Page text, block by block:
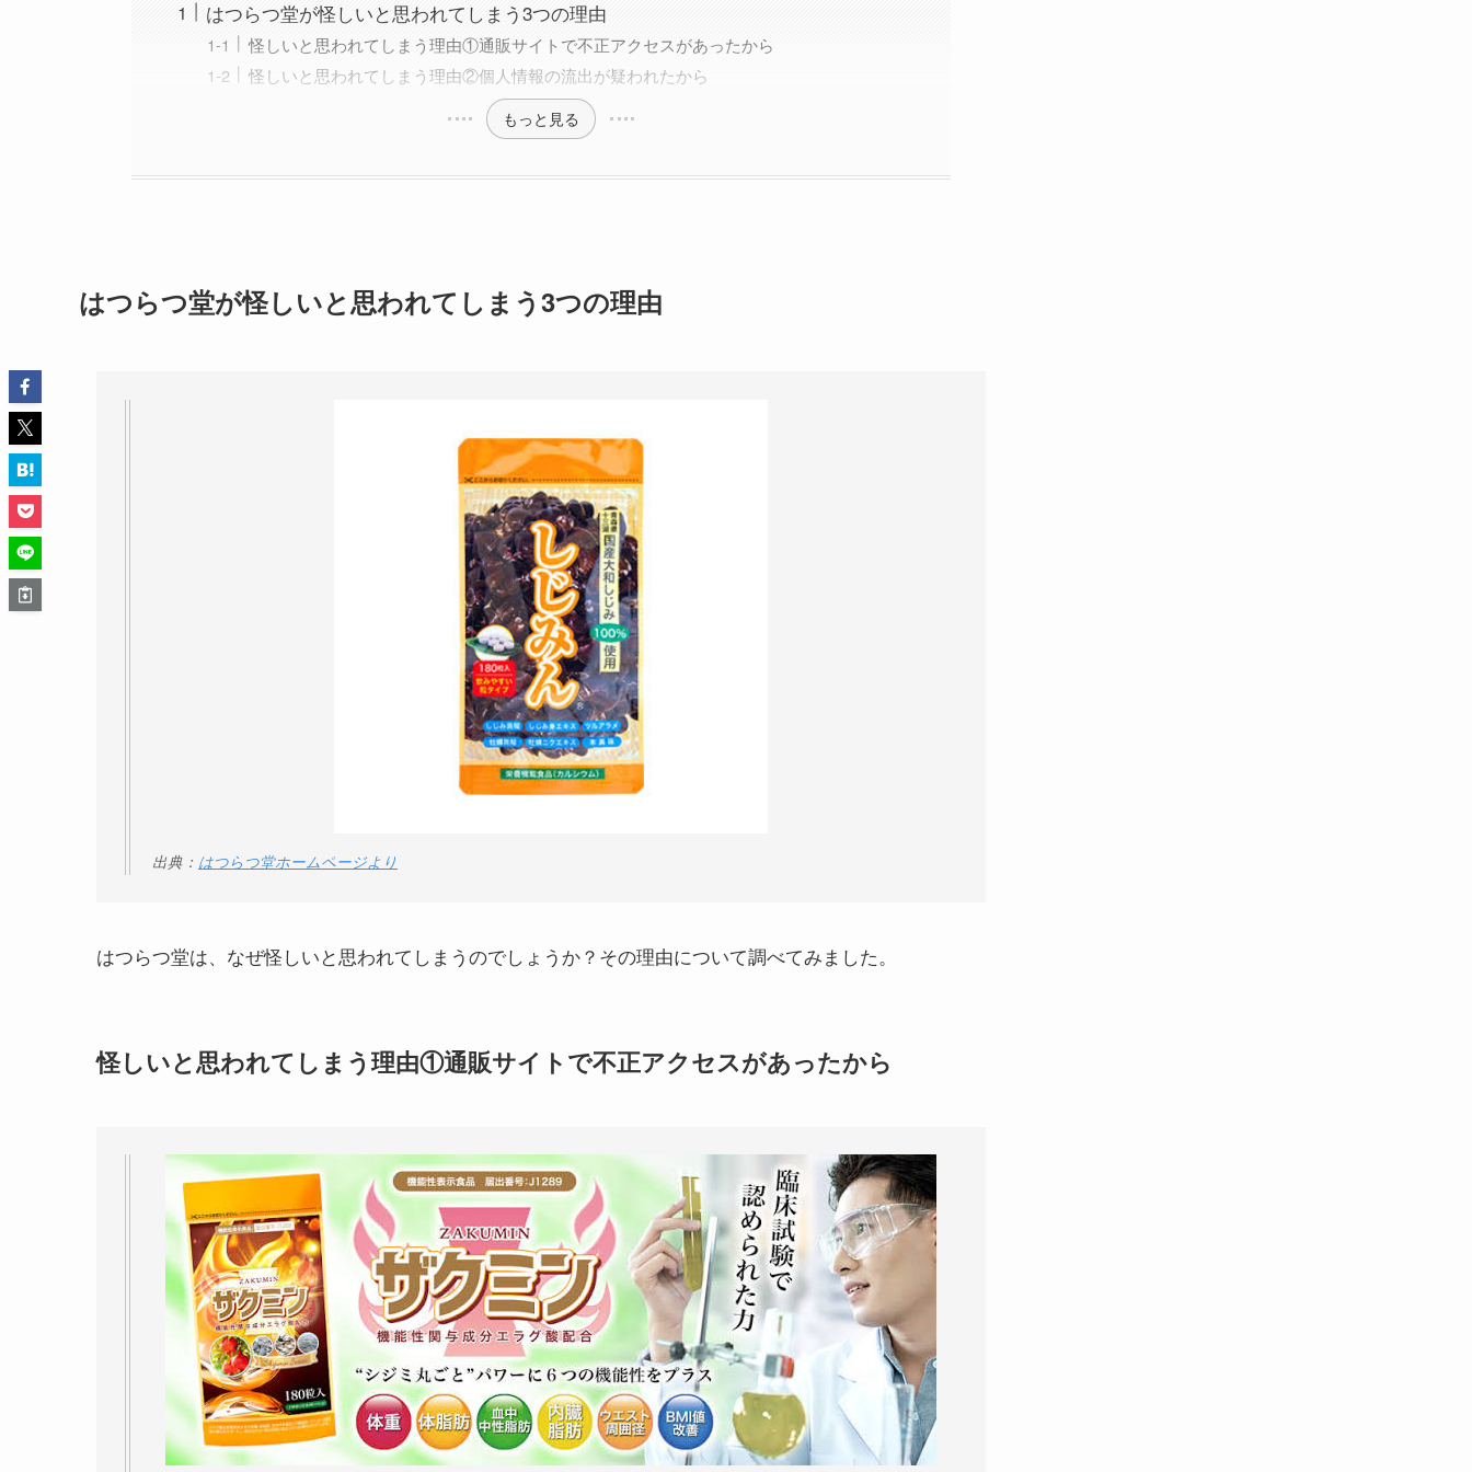
はつらつ堂が怪しいと思われてしまう3つの理由
怪しいと思われてしまう理由①通販サイトで不正アクセスがあったから
怪しいと思われてしまう理由②個人情報の流出が疑われたから
もっと見る
はつらつ堂が怪しいと思われてしまう3つの理由
出典： はつらつ堂ホームページより
はつらつ堂は、なぜ怪しいと思われてしまうのでしょうか？その理由について調べてみました。
怪しいと思われてしまう理由①通販サイトで不正アクセスがあったから